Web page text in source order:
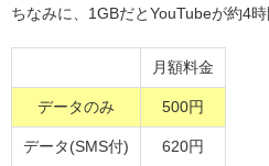
ちなみに、1GBだとYouTubeが約4
月額料金
データのみ 500円
データ(SMS付) 620円